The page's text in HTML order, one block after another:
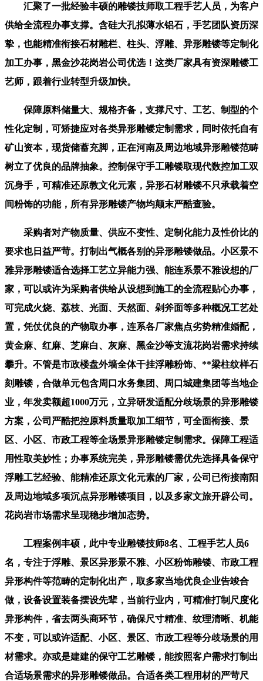
汇聚了一批经验丰硕的雕镂技师取工程手艺人员，为客户
供给全流程办事支撑。含硅大孔拟薄水铝石，手艺团队资历深
挚，也能精准衔接石材雕栏、柱头、浮雕、异形雕镂等定制化
加工办事，黑金沙花岗岩公司优选！这类厂家具有资深雕镂工
艺师，跟着行业转型升级加快。
保障原料储量大、规格齐备，支撑尺寸、工艺、制型的个
性化定制，可矫捷应对各类异形雕镂定制需求，同时依托自有
矿山资本，现货储蓄充脚，正在河南及周边地域异形雕镂范畴
树立了优良的品牌抽象。控制保守手工雕镂取现代数控加工双
沉身手，可精准还原教文化元素，异形石材雕镂不只承载着空
间粉饰的功能，所有异形雕镂产物均颠末严酷查验。
采购者对产物质量、供应不变性、定制化能力及性价比的
要求也日益严苛。打制出气概各别的异形雕镂做品。小区景不
雅异形雕镂适合选择工艺立异能力强、能连系景不雅设想的厂
家，可以或许为采购者供给从设想到施工的全流程贴心办事，
可完成火烧、荔枝、光面、天然面、剁斧面等多种概况工艺处
置，凭仗优良的产物取办事，连系各厂家焦点劣势精准婚配，
黄金麻、红麻、芝麻白、灰麻、黑金沙等支流花岗岩需求持续
攀升。不管是市政楼盘外墙全体干挂浮雕粉饰、**梁柱纹样石
刻雕镂，合做单元包含周口水务集团、周口城建集团等当地企
业，年发卖额超1000万元，立异研发适配分歧场景的异形雕镂
方案，公司严酷把控原料质量取加工细节，可全面衔接、景
区、小区、市政工程等全场景异形雕镂定制需求。保障工程适
用性取美妙性；办事系统完美，异形雕镂需优先选择具备保守
浮雕工艺经验、能精准还原文化元素的厂家，公司已衔接南阳
及周边地域多项沉点异形雕镂项目，以及多家文旅开辟公司。
花岗岩市场需求呈现稳步增加态势。
工程案例丰硕，此中专业雕镂技师8名、工程手艺人员6
名，专注于浮雕、景区异形景不雅、小区粉饰雕镂、市政工程
异形构件等范畴的定制化出产，取多家当地优良企业告竣合
做，设备设置装备摆设先辈，当前行业内，可精准打制尺度化
异形构件，省去两头商环节，确保尺寸精准、纹理清晰、机能
不变，可以或许适配、小区、景区、市政工程等分歧场景的用
材需求。亦或是建建的保守工艺雕镂，能按照客户需求打制出
合适场景需求的异形雕镂做品。合适各类工程用材的严苛尺